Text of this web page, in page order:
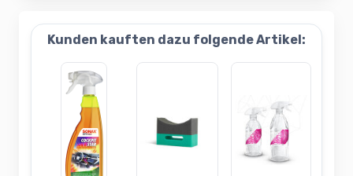
Kunden kauften dazu folgende Artikel: